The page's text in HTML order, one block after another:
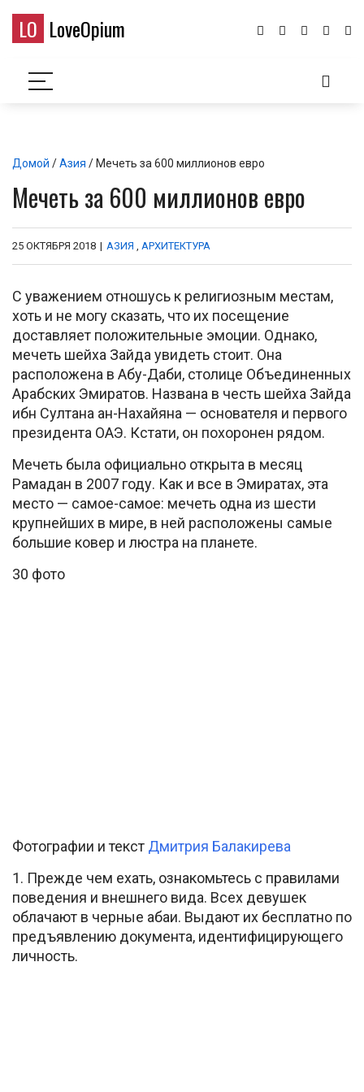
LO LoveOpium
Домой /Азия / Мечеть за 600 миллионов евро
Мечеть за 600 миллионов евро
25 ОКТЯБРЯ 2018 | АЗИЯ , АРХИТЕКТУРА
С уважением отношусь к религиозным местам,
хоть и не могу сказать, что их посещение
доставляет положительные эмоции. Однако,
мечеть шейха Зайда увидеть стоит. Она
расположена в Абу-Даби, столице Объединенных
Арабских Эмиратов. Названа в честь шейха Зайда
ибн Султана ан-Нахайяна — основателя и первого
президента ОАЭ. Кстати, он похоронен рядом.
Мечеть была официально открыта в месяц
Рамадан в 2007 году. Как и все в Эмиратах, эта
место — самое-самое: мечеть одна из шести
крупнейших в мире, в ней расположены самые
большие ковер и люстра на планете.
30 фото
Фотографии и текст Дмитрия Балакирева
1. Прежде чем ехать, ознакомьтесь с правилами
поведения и внешнего вида. Всех девушек
облачают в черные абаи. Выдают их бесплатно по
предъявлению документа, идентифицирующего
личность.